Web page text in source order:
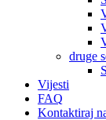
druge
Vijesti
FAQ
Kontaktiraj